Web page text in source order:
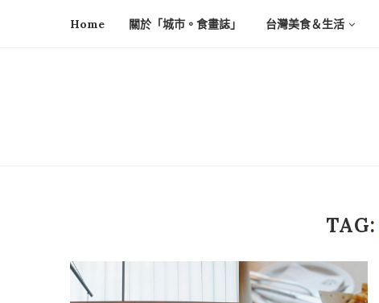
Home 關於「城市。食畫誌」 台灣美食＆生活
TAG: